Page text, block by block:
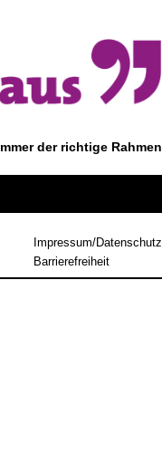
Immer der richtige Rahmen
Impressum/Datenschutz
Barrierefreiheit